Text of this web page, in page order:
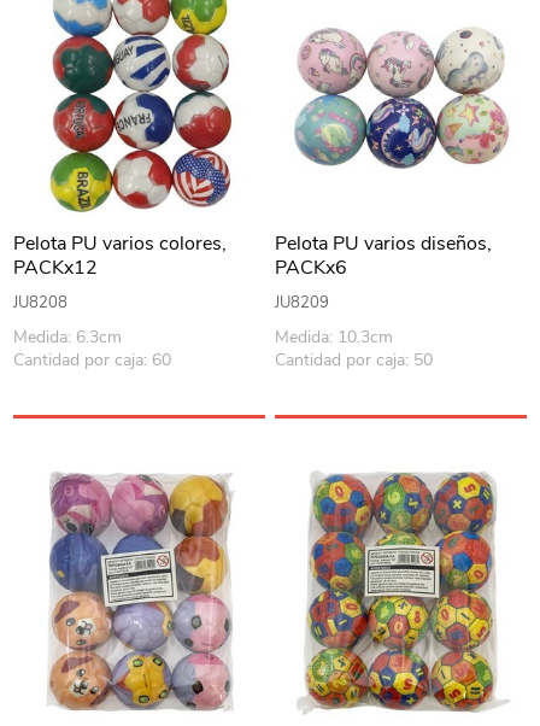
Pelota PU varios colores,
PACKx12
JU8208
Medida: 6.3cm
Cantidad por caja: 60
Pelota PU varios diseños,
PACKx6
JU8209
Medida: 10.3cm
Cantidad por caja: 50